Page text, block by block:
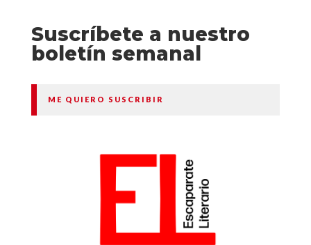
Suscríbete a nuestro
boletín semanal
ME QUIERO SUSCRIBIR